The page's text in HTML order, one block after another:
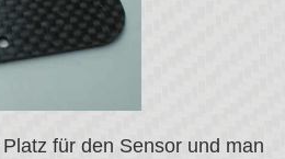
für den Sensor und man